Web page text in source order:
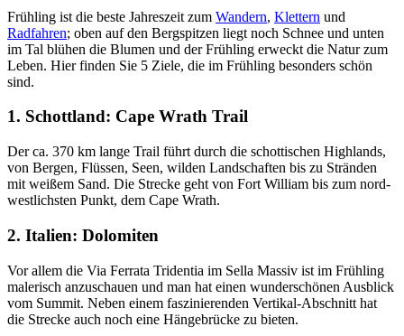
Frühling ist die beste Jahreszeit zum Wandern, Klettern und
Radfahren; oben auf den Bergspitzen liegt noch Schnee und unten
im Tal blühen die Blumen und der Frühling erweckt die Natur zum
Leben. Hier finden Sie 5 Ziele, die im Frühling besonders schön
sind.
1. Schottland: Cape Wrath Trail
Der ca. 370 km lange Trail führt durch die schottischen Highlands,
von Bergen, Flüssen, Seen, wilden Landschaften bis zu Stränden
mit weißem Sand. Die Strecke geht von Fort William bis zum nord-
westlichsten Punkt, dem Cape Wrath.
2. Italien: Dolomiten
Vor allem die Via Ferrata Tridentia im Sella Massiv ist im Frühling
malerisch anzuschauen und man hat einen wunderschönen Ausblick
vom Summit. Neben einem faszinierenden Vertikal-Abschnitt hat
die Strecke auch noch eine Hängebrücke zu bieten.